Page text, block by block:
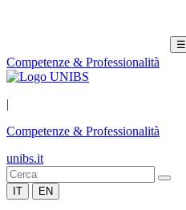
☰
Competenze & Professionalità
|
Competenze & Professionalità
unibs.it
IT EN